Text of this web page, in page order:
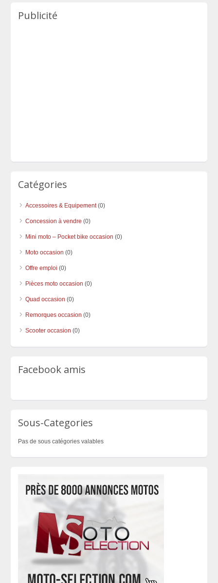
Publicité
Catégories
Accessoires & Equipement(0)
Concession à vendre (0)
Mini moto – Pocket bike occasion (0)
Moto occasion (0)
Offre emploi (0)
Pièces moto occasion (0)
Quad occasion (0)
Remorques occasion (0)
Scooter occasion (0)
Facebook amis
Sous-Categories
Pas de sous catégories valables